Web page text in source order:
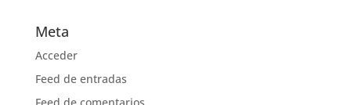
Meta
Acceder
Feed de entradas